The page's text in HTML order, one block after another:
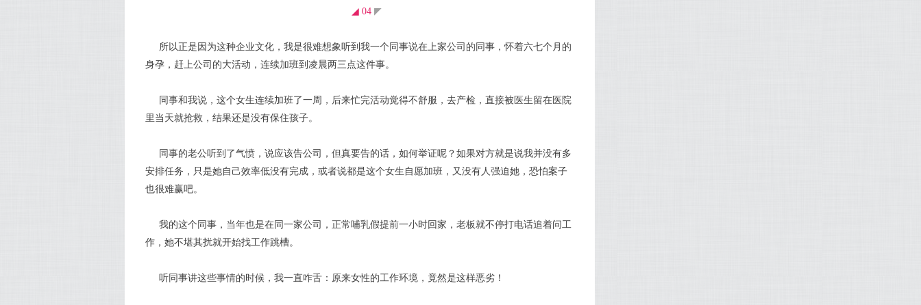
◢ 04 ◤
所以正是因为这种企业文化，我是很难想象听到我一个同事说在上家公司的同事，怀着六七个月的
身孕，赶上公司的大活动，连续加班到凌晨两三点这件事。
同事和我说，这个女生连续加班了一周，后来忙完活动觉得不舒服，去产检，直接被医生留在医院
里当天就抢救，结果还是没有保住孩子。
同事的老公听到了气愤，说应该告公司，但真要告的话，如何举证呢？如果对方就是说我并没有多
安排任务，只是她自己效率低没有完成，或者说都是这个女生自愿加班，又没有人强迫她，恐怕案子
也很难赢吧。
我的这个同事，当年也是在同一家公司，正常哺乳假提前一小时回家，老板就不停打电话追着问工
作，她不堪其扰就开始找工作跳槽。
听同事讲这些事情的时候，我一直咋舌：原来女性的工作环境，竟然是这样恶劣！